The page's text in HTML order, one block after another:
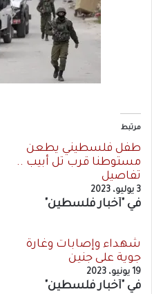
مرتبط
طفل فلسطيني يطعن
مستوطنا قرب تل أبيب ..
تفاصيل
3 يوليو، 2023
في "أخبار فلسطين"
شهداء وإصابات وغارة
جوية على جنين
19 يونيو، 2023
في "أخبار فلسطين"